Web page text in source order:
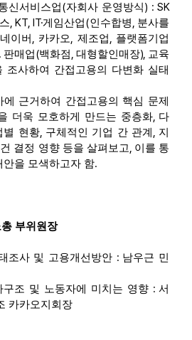
신서비스업(자회사 운영방식) : SK
, KT, IT·게임산업(인수합병, 분사를
네이버 , 카카오, 제조업, 플랫폼기업
. 판매업(백화점, 대형할인매장), 교육
조사하여 간접고용의 다변화 실태
근거하여 간접고용의 핵심 문제
더욱 모호하게 만드는 중층화, 다
별 현황, 구체적인 기업 간 관계 , 지
결정 영향 등을 살펴보고, 이를 통
을 모색하고자 함.
부위원장
조사 및 고용개선방안 : 남우근 민
구조 및 노동자에 미치는 영향 : 서
카카오지회장